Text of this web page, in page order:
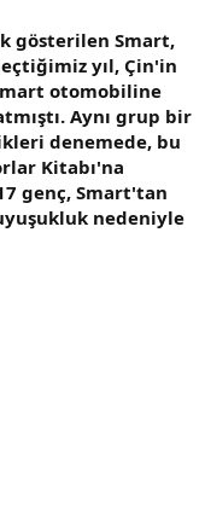
gösterilen Smart,
yıl, Çin'in
otomobiline
Aynı grup bir
denemede, bu
Kitabı'na
genç, Smart'tan
nedeniyle